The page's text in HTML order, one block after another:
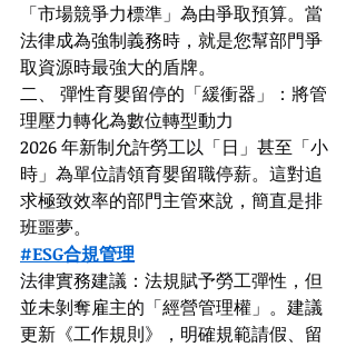
「市場競爭力標準」為由爭取預算。當
法律成為強制義務時，就是您幫部門爭
取資源時最強大的盾牌。
二、 彈性育嬰留停的「緩衝器」：將管
理壓力轉化為數位轉型動力
2026 年新制允許勞工以「日」甚至「小
時」為單位請領育嬰留職停薪。這對追
求極致效率的部門主管來說，簡直是排
班噩夢。
#ESG合規管理
法律實務建議：法規賦予勞工彈性，但
並未剝奪雇主的「經營管理權」。建議
更新《工作規則》，明確規範請假、留